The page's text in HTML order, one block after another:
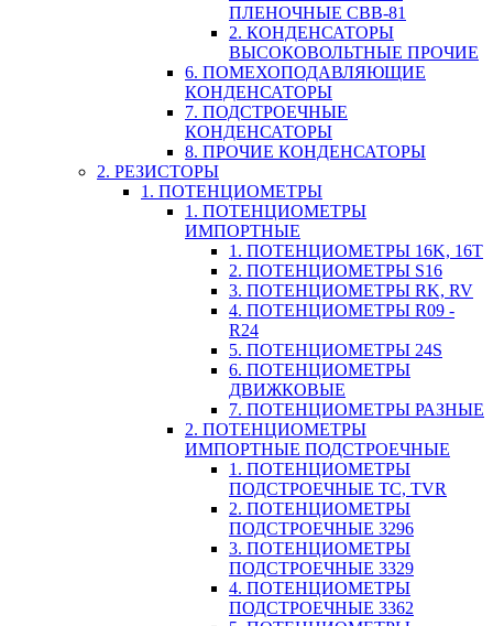
ПЛЕНОЧНЫЕ CBB-81
2. КОНДЕНСАТОРЫ
ВЫСОКОВОЛЬТНЫЕ ПРОЧИЕ
6. ПОМЕХОПОДАВЛЯЮЩИЕ
КОНДЕНСАТОРЫ
7. ПОДСТРОЕЧНЫЕ
КОНДЕНСАТОРЫ
8. ПРОЧИЕ КОНДЕНСАТОРЫ
2. РЕЗИСТОРЫ
1. ПОТЕНЦИОМЕТРЫ
1. ПОТЕНЦИОМЕТРЫ
ИМПОРТНЫЕ
1. ПОТЕНЦИОМЕТРЫ 16K, 16T
2. ПОТЕНЦИОМЕТРЫ S16
3. ПОТЕНЦИОМЕТРЫ RK, RV
4. ПОТЕНЦИОМЕТРЫ R09 -
R24
5. ПОТЕНЦИОМЕТРЫ 24S
6. ПОТЕНЦИОМЕТРЫ
ДВИЖКОВЫЕ
7. ПОТЕНЦИОМЕТРЫ РАЗНЫЕ
2. ПОТЕНЦИОМЕТРЫ
ИМПОРТНЫЕ ПОДСТРОЕЧНЫЕ
1. ПОТЕНЦИОМЕТРЫ
ПОДСТРОЕЧНЫЕ TC, TVR
2. ПОТЕНЦИОМЕТРЫ
ПОДСТРОЕЧНЫЕ 3296
3. ПОТЕНЦИОМЕТРЫ
ПОДСТРОЕЧНЫЕ 3329
4. ПОТЕНЦИОМЕТРЫ
ПОДСТРОЕЧНЫЕ 3362